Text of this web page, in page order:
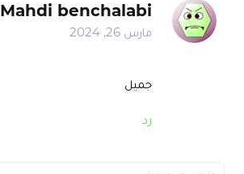
Mahdi benchalabi
مارس 26, 2024
جميل
رد